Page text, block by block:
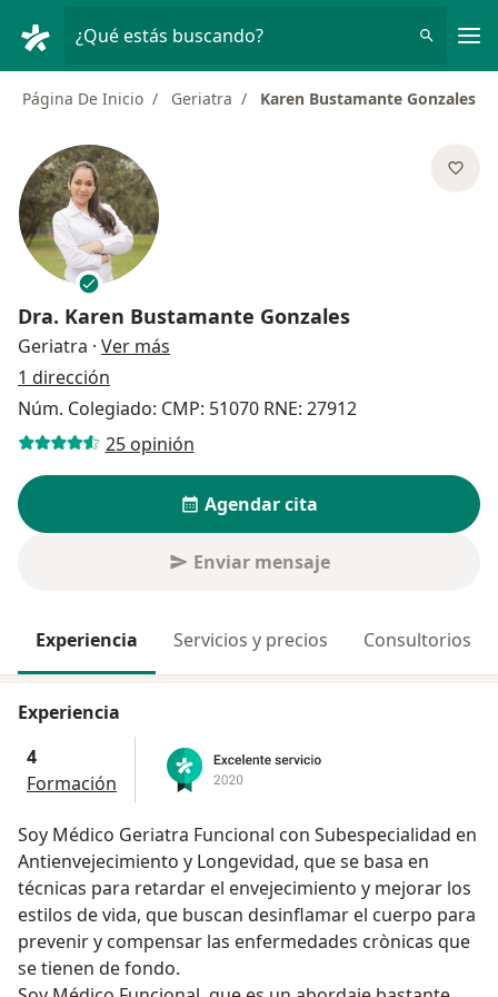
¿Qué estás buscando?
Página De Inicio Geriatra Karen Bustamante Gonzales
Dra. Karen Bustamante Gonzales
Geriatra · Ver más
1 dirección
Núm. Colegiado: CMP: 51070 RNE: 27912
25 opinión
Agendar cita
Enviar mensaje
Experiencia Servicios y precios Consultorios
Experiencia
4
Formación
Soy Médico Geriatra Funcional con Subespecialidad en
Antienvejecimiento y Longevidad, que se basa en
técnicas para retardar el envejecimiento y mejorar los
estilos de vida, que buscan desinflamar el cuerpo para
prevenir y compensar las enfermedades crònicas que
se tienen de fondo.